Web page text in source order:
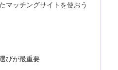
マッチングサイトを使おう
びが最重要